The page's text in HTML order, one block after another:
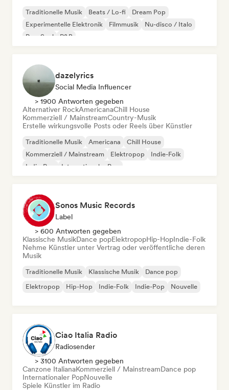
Traditionelle Musik Beats / Lo-fi
Dream Pop
Experimentelle Elektronik
Filmmusik
Nu-disco / Italo
Pop-Soul
R&B
dazelyrics
Social Media Influencer
> 1900 Antworten gegeben
Alternativer RockAmericanaChill House
Kommerziell / MainstreamCountry-Musik
Erstelle wirkungsvolle Posts oder Reels über Künstler
Traditionelle Musik Americana
Chill House
Kommerziell / Mainstream
Elektropop
Indie-Folk
Indie-Pop
Internationaler Pop
Sonos Music Records
Label
> 600 Antworten gegeben
Klassische MusikDance popElektropopHip-HopIndie-Folk
Nehme Künstler unter Vertrag oder veröffentliche deren
Musik
Traditionelle Musik Klassische Musik
Dance pop
Elektropop
Hip-Hop Indie-Folk Indie-Pop Nouvelle
Ciao Italia Radio
Radiosender
> 3100 Antworten gegeben
Canzone ItalianaKommerziell / MainstreamDance pop
Internationaler PopNouvelle
Spiele Künstler im Radio